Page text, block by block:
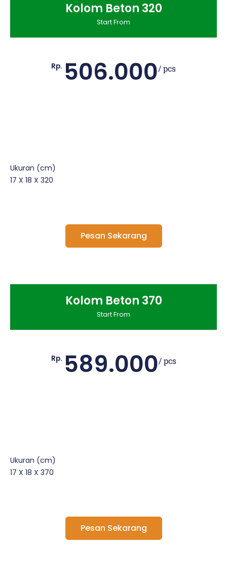
Kolom Beton 320
Start From
Rp. 506.000/ pcs
Ukuran (cm)
17 X 18 X 320
Pesan Sekarang
Kolom Beton 370
Start From
Rp. 589.000/ pcs
Ukuran (cm)
17 X 18 X 370
Pesan Sekarang